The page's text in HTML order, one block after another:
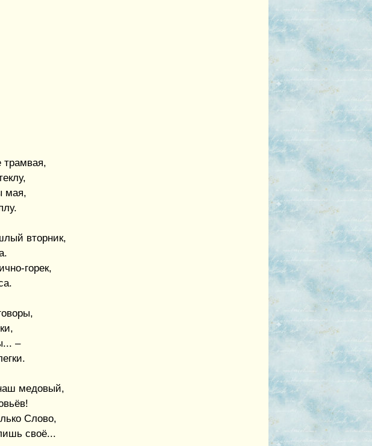
трамвая,
мая,
вторник,
горек,
–
медовый,
Слово,
своё...